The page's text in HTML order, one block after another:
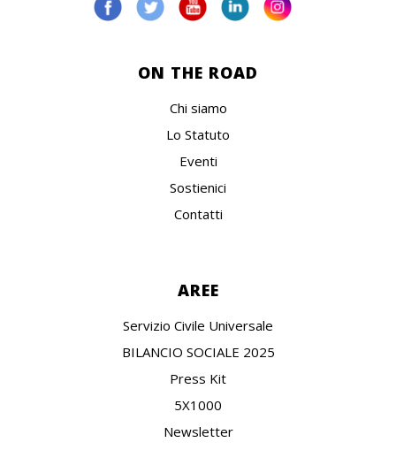
ON THE ROAD
Chi siamo
Lo Statuto
Eventi
Sostienici
Contatti
AREE
Servizio Civile Universale
BILANCIO SOCIALE 2025
Press Kit
5X1000
Newsletter